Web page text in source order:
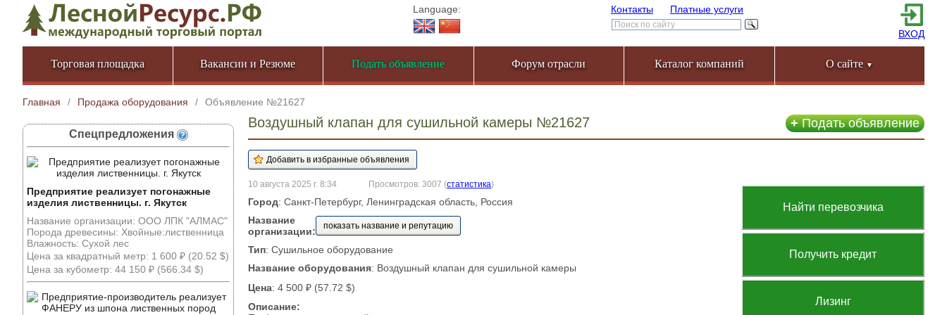
Language: Контакты Платные услуги
ВХОД
Торговая площадка Вакансии и Резюме Подать объявление Форум отрасли Каталог компаний О сайте ▼
Главная / Продажа оборудования / Объявление №21627
Спецпредложения
Предприятие реализует погонажные
изделия лиственницы. г. Якутск
Название организации: ООО ЛПК "АЛМАС"
Порода древесины: Хвойные:лиственница
Влажность: Сухой лес
Цена за квадратный метр: 1 600 ₽ (20.52 $)
Цена за кубометр: 44 150 ₽ (566.34 $)
+Подать объявление
Воздушный клапан для сушильной камеры №21627
Найти перевозчика
Получить кредит
Лизинг
10 августа 2025 г. 8:34 Просмотров: 3007 (статистика)
Город: Санкт-Петербург, Ленинградская область, Россия
Название
организации:
показать название и репутацию
Тип: Сушильное оборудование
Название оборудования: Воздушный клапан для сушильной камеры
Цена: 4 500 ₽ (57.72 $)
Описание: